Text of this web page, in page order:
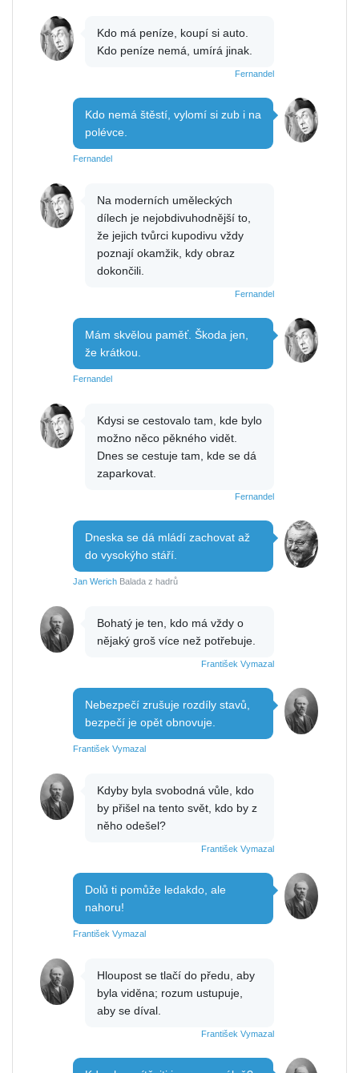
Kdo má peníze, koupí si auto.
Kdo peníze nemá, umírá jinak.
Fernandel
Kdo nemá štěstí, vylomí si zub i na
polévce.
Fernandel
Na moderních uměleckých
dílech je nejobdivuhodnější to,
že jejich tvůrci kupodivu vždy
poznají okamžik, kdy obraz
dokončili.
Fernandel
Mám skvělou paměť. Škoda jen,
že krátkou.
Fernandel
Kdysi se cestovalo tam, kde bylo
možno něco pěkného vidět.
Dnes se cestuje tam, kde se dá
zaparkovat.
Fernandel
Dneska se dá mládí zachovat až
do vysokýho stáří.
Jan Werich Balada z hadrů
Bohatý je ten, kdo má vždy o
nějaký groš více než potřebuje.
František Vymazal
Nebezpečí zrušuje rozdíly stavů,
bezpečí je opět obnovuje.
František Vymazal
Kdyby byla svobodná vůle, kdo
by přišel na tento svět, kdo by z
něho odešel?
František Vymazal
Dolů ti pomůže ledakdo, ale
nahoru!
František Vymazal
Hloupost se tlačí do předu, aby
byla viděna; rozum ustupuje,
aby se díval.
František Vymazal